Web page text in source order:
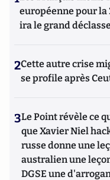
européenne pour la
ira le grand
2Cette autre crise
se profile après
3Le Point révèle ce
que Xavier Niel
russe donne une
australien une
DGSE une